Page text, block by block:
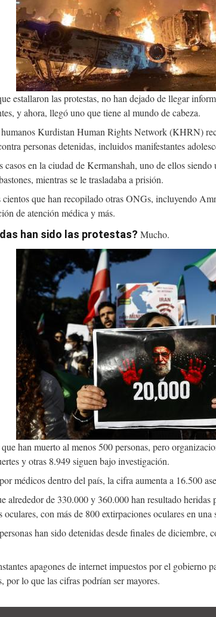
estallaron las protestas, no han dejado de llegar
y ahora, llegó uno que tiene al mundo de cabeza.
Kurdistan Human Rights Network (KHRN)
personas detenidas, incluidos manifestantes
en la ciudad de Kermanshah, uno de ellos
mientras se le trasladaba a prisión.
cientos que han recopilado otras ONGs, incluyendo
de atención médica y más.
han sido las protestas? Mucho.
Image
han muerto al menos 500 personas, pero
y otras 8.949 siguen bajo investigación.
médicos dentro del país, la cifra aumenta a 16.500
alrededor de 330.000 y 360.000 han resultado
con más de 800 extirpaciones oculares en una
han sido detenidas desde finales de diciembre,
apagones de internet impuestos por el gobierno
por lo que las cifras podrían ser mayores.